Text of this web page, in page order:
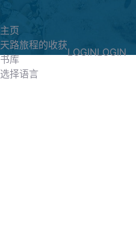
主页
天路旅程的收获
书库
选择语言
LOGINLOGIN